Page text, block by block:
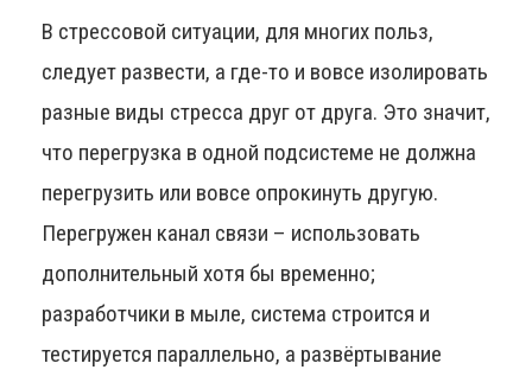
В стрессовой ситуации, для многих польз,
следует развести, а где-то и вовсе изолировать
разные виды стресса друг от друга. Это значит,
что перегрузка в одной подсистеме не должна
перегрузить или вовсе опрокинуть другую.
Перегружен канал связи – использовать
дополнительный хотя бы временно;
разработчики в мыле, система строится и
тестируется параллельно, а развёртывание